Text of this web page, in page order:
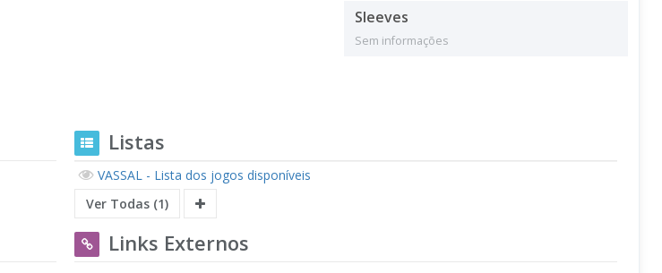
Sleeves
Sem informações
Listas
VASSAL - Lista dos jogos disponíveis
Ver Todas (1)
Links Externos